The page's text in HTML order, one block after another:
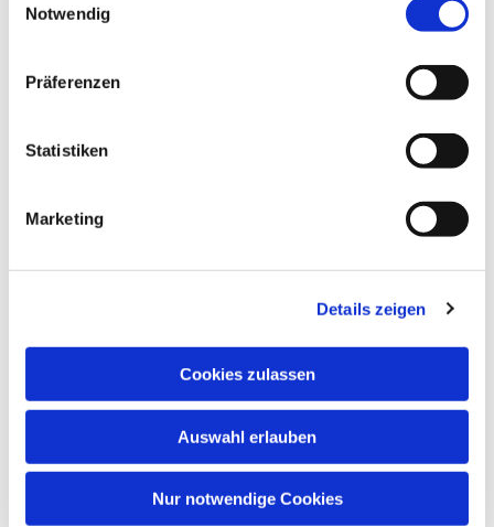
Notwendig
Präferenzen
Statistiken
Marketing
Details zeigen
Cookies zulassen
Auswahl erlauben
Nur notwendige Cookies